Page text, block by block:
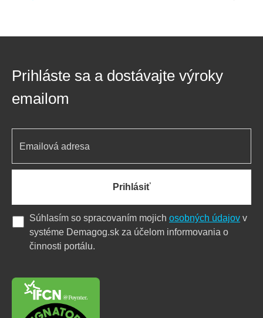
Prihláste sa a dostávajte výroky
emailom
Prihlásiť
Súhlasím so spracovaním mojich osobných údajov v
systéme Demagog.sk za účelom informovania o
činnosti portálu.